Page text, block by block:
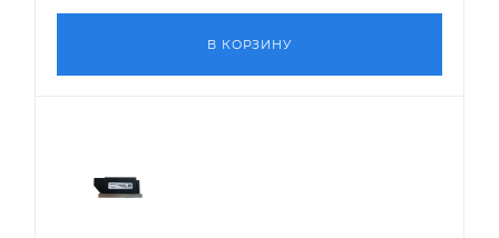
В КОРЗИНУ